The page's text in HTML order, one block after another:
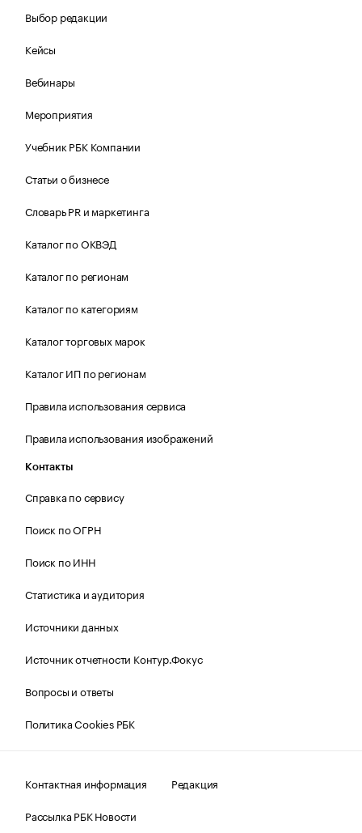
Выбор редакции
Кейсы
Вебинары
Мероприятия
Учебник РБК Компании
Статьи о бизнесе
Словарь PR и маркетинга
Каталог по ОКВЭД
Каталог по регионам
Каталог по категориям
Каталог торговых марок
Каталог ИП по регионам
Правила использования сервиса
Правила использования изображений
Контакты
Справка по сервису
Поиск по ОГРН
Поиск по ИНН
Статистика и аудитория
Источники данных
Источник отчетности Контур.Фокус
Вопросы и ответы
Политика Cookies РБК
Контактная информация
Редакция
Рассылка РБК Новости